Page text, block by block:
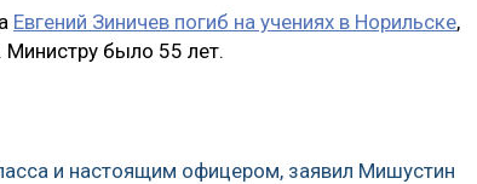
Евгений Зиничев погиб на учениях в Норильске,
было 55 лет.
и настоящим офицером, заявил Мишустин